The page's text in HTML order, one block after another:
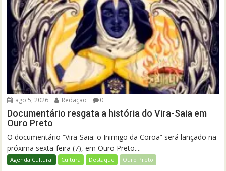
ago 5, 2026 Redação 0
Documentário resgata a história do Vira-Saia em
Ouro Preto
O documentário “Vira-Saia: o Inimigo da Coroa” será lançado na
próxima sexta-feira (7), em Ouro Preto....
Agenda Cultural Cultura Destaque Ouro Preto